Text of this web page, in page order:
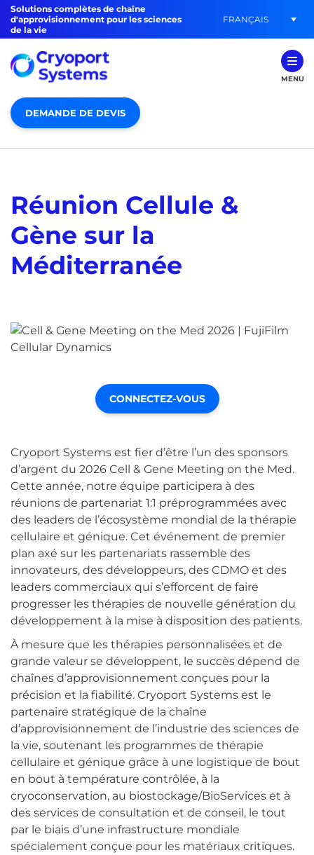
Solutions complètes de chaîne
d'approvisionnement pour les sciences
de la vie
FRANÇAIS
MENU
DEMANDE DE DEVIS
Réunion Cellule &
Gène sur la
Méditerranée
CONNECTEZ-VOUS
Cryoport Systems est fier d’être l’un des sponsors
d’argent du 2026 Cell & Gene Meeting on the Med.
Cette année, notre équipe participera à des
réunions de partenariat 1:1 préprogrammées avec
des leaders de l’écosystème mondial de la thérapie
cellulaire et génique. Cet événement de premier
plan axé sur les partenariats rassemble des
innovateurs, des développeurs, des CDMO et des
leaders commerciaux qui s’efforcent de faire
progresser les thérapies de nouvelle génération du
développement à la mise à disposition des patients.
À mesure que les thérapies personnalisées et de
grande valeur se développent, le succès dépend de
chaînes d’approvisionnement conçues pour la
précision et la fiabilité. Cryoport Systems est le
partenaire stratégique de la chaîne
d’approvisionnement de l’industrie des sciences de
la vie, soutenant les programmes de thérapie
cellulaire et génique grâce à une logistique de bout
en bout à température contrôlée, à la
cryoconservation, au biostockage/BioServices et à
des services de consultation et de conseil, le tout
par le biais d’une infrastructure mondiale
spécialement conçue pour les matériaux critiques.